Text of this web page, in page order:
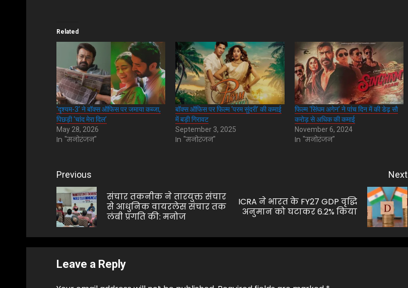
Related
‘दृश्यम-3’ ने बॉक्स ऑफिस पर जमाया कब्जा,
पिछड़ी ‘चांद मेरा दिल’
May 28, 2026
In "मनोरंजन"
बॉक्स ऑफिस पर फिल्म ‘परम सुंदरी’ की कमाई
में बड़ी गिरावट
September 3, 2025
In "मनोरंजन"
फिल्म ‘सिंघम अगेन’ ने पांच दिन में की डेढ़ साै
कराेड़ से अधिक की कमाई
November 6, 2024
In "मनोरंजन"
Post
navigation
Previous
Previous
post:
संचार तकनीक ने तारयुक्त संचार
से आधुनिक वायरलेस संचार तक
लंबी प्रगति की: मनोज
Next
Next
post:
ICRA ने भारत के FY27 GDP वृद्धि
अनुमान को घटाकर 6.2% किया
Leave a Reply